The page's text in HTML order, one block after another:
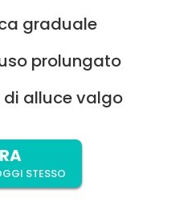
graduale
prolungato
alluce valgo
STESSO